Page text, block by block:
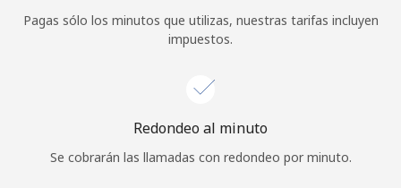
Iniciar Sesión
Pagas sólo los minutos que utilizas, nuestras tarifas incluyen
impuestos.
Redondeo al minuto
Se cobrarán las llamadas con redondeo por minuto.